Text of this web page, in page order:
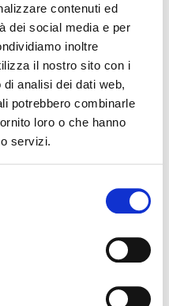
contenuti ed
dei social media e per
inoltre
il nostro sito con i
analisi dei dati web,
potrebbero combinarle
loro o che hanno
servizi.
for any inaccuracies or
reported. In case of
of the information of an
.